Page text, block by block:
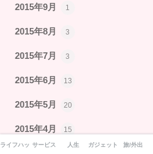
2015年9月 1
2015年8月 3
2015年7月 3
2015年6月 13
2015年5月 20
2015年4月 15
ライフハックサービス 人生 ガジェット 旅/外出